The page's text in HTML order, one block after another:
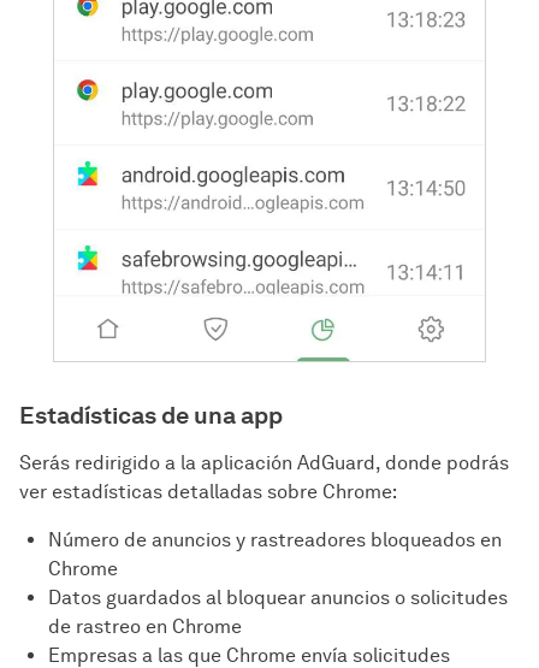
Estadísticas de una app
Serás redirigido a la aplicación AdGuard, donde podrás
ver estadísticas detalladas sobre Chrome:
Número de anuncios y rastreadores bloqueados en
Chrome
Datos guardados al bloquear anuncios o solicitudes
de rastreo en Chrome
Empresas a las que Chrome envía solicitudes